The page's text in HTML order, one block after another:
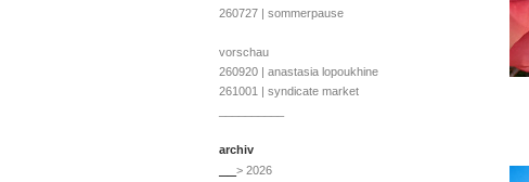
260727 | sommerpause
vorschau
260920 | anastasia lopoukhine
261001 | syndicate market
archiv
> 2026